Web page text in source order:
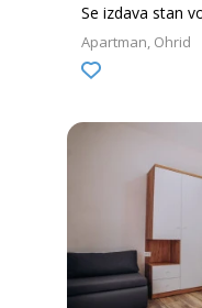
Se izdava stan
Apartman Ohrid